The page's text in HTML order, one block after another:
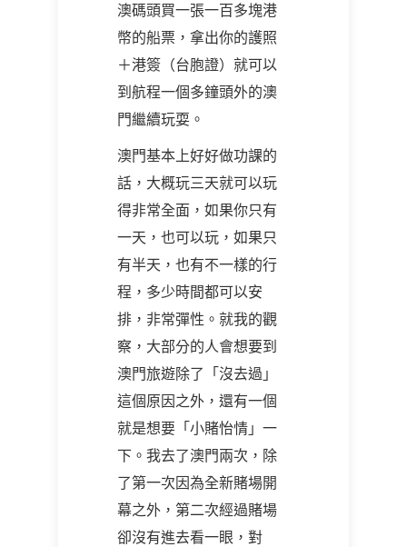
澳碼頭買一張一百多塊港
幣的船票，拿出你的護照
＋港簽（台胞證）就可以
到航程一個多鐘頭外的澳
門繼續玩耍。
澳門基本上好好做功課的
話，大概玩三天就可以玩
得非常全面，如果你只有
一天，也可以玩，如果只
有半天，也有不一樣的行
程，多少時間都可以安
排，非常彈性。就我的觀
察，大部分的人會想要到
澳門旅遊除了「沒去過」
這個原因之外，還有一個
就是想要「小賭怡情」一
下。我去了澳門兩次，除
了第一次因為全新賭場開
幕之外，第二次經過賭場
卻沒有進去看一眼，對